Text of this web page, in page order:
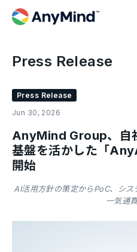
Press Release
Press Release
Jun 30, 2026
AnyMind Group、自
基盤を活かした「
開始
AI活用方針の策定からPoC、シ
一気通